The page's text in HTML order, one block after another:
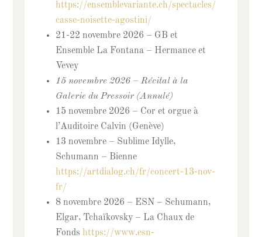
https://ensemblevariante.ch/spectacles/
casse-noisette-agostini/
21-22 novembre 2026 – GB et
Ensemble La Fontana – Hermance et
Vevey
15 novembre 2026 – Récital à la
Galerie du Pressoir (Annulé)
15 novembre 2026 – Cor et orgue à
l’Auditoire Calvin (Genève)
13 novembre – Sublime Idylle,
Schumann – Bienne
https://artdialog.ch/fr/concert-13-nov-
fr/
8 novembre 2026 – ESN – Schumann,
Elgar, Tchaïkovsky – La Chaux de
Fonds https://www.esn-